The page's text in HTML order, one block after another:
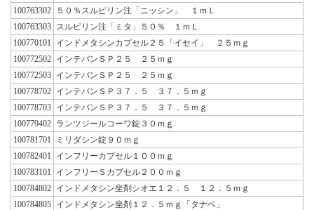
100763302
５０％スルピリン注「ニッシン」 １ｍＬ
100763303
スルピリン注「ミタ」５０％ １ｍＬ
100770101
インドメタシンカプセル２５「イセイ」 ２５ｍｇ
100772502 インテバンＳＰ２５ ２５ｍｇ
100772503 インテバンＳＰ２５ ２５ｍｇ
100778702 インテバンＳＰ３７．５ ３７．５ｍｇ
100778703 インテバンＳＰ３７．５ ３７．５ｍｇ
100779402 ランツジールコーワ錠３０ｍｇ
100781701
ミリダシン錠９０ｍｇ
100782401
インフリーカプセル１００ｍｇ
100783101
インフリーＳカプセル２００ｍｇ
100784802 インドメタシン坐剤シオエ１２．５ １２．５ｍｇ
100784805 インドメタシン坐剤１２．５ｍｇ「タナベ」